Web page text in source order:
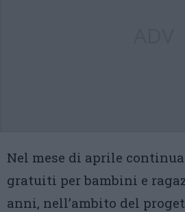
Nel mese di aprile
gratuiti per bambini e
anni, nell’ambito del